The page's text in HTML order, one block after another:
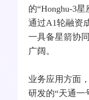
的“Honghu-3
通过A1轮融资
一具备星箭协
广阔。
业务应用方面，
研发的“天通一